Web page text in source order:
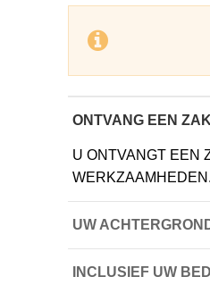
ONTVANG EEN
U ONTVANGT EEN
WERKZAAMHEDEN.
UW
INCLUSIEF UW